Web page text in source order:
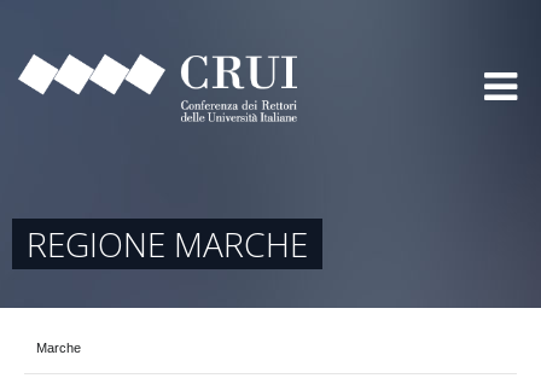
REGIONE MARCHE
Marche